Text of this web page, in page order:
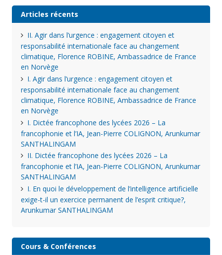
Articles récents
II. Agir dans l’urgence : engagement citoyen et
responsabilité internationale face au changement
climatique, Florence ROBINE, Ambassadrice de France
en Norvège
I. Agir dans l’urgence : engagement citoyen et
responsabilité internationale face au changement
climatique, Florence ROBINE, Ambassadrice de France
en Norvège
I. Dictée francophone des lycées 2026 – La
francophonie et l’IA, Jean-Pierre COLIGNON, Arunkumar
SANTHALINGAM
II. Dictée francophone des lycées 2026 – La
francophonie et l’IA, Jean-Pierre COLIGNON, Arunkumar
SANTHALINGAM
I. En quoi le développement de l’intelligence artificielle
exige-t-il un exercice permanent de l’esprit critique?,
Arunkumar SANTHALINGAM
Cours & Conférences